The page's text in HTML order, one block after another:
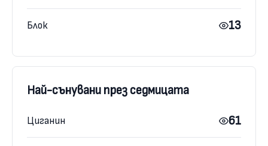
Блок 13
Най-сънувани през седмицата
Циганин 61